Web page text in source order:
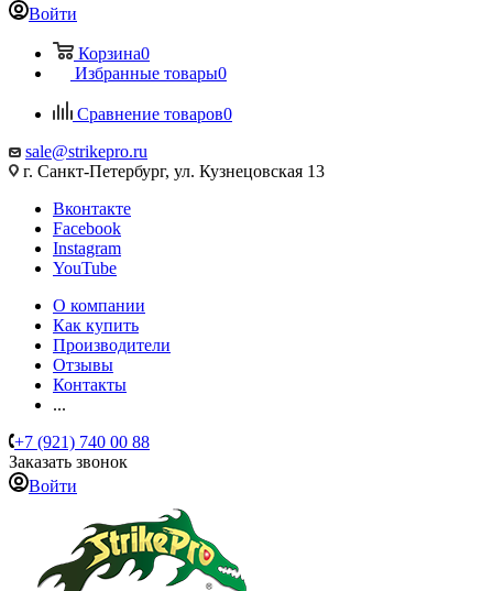
Войти
Корзина0
Избранные товары0
Сравнение товаров0
sale@strikepro.ru
г. Санкт-Петербург, ул. Кузнецовская 13
Вконтакте
Facebook
Instagram
YouTube
О компании
Как купить
Производители
Отзывы
Контакты
...
+7 (921) 740 00 88
Заказать звонок
Войти